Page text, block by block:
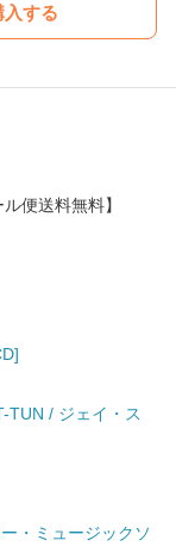
する
便送料無料】
TUN / ジェイ・ス
・ミュージックソ